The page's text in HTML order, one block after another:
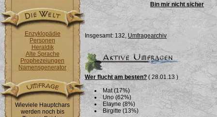
Enzyklopädie
Personen
Heraldik
Alte Sprache
Prophezeiungen
Namensgenerator
Wieviele Hauptchars
werden noch bis
Bin mir nicht sicher
Insgesamt: 132, Umfragearchiv
Wer flucht am besten?( 28.01.13 )
Mat (17%)
Uno (62%)
Elayne (8%)
Birgitte (13%)